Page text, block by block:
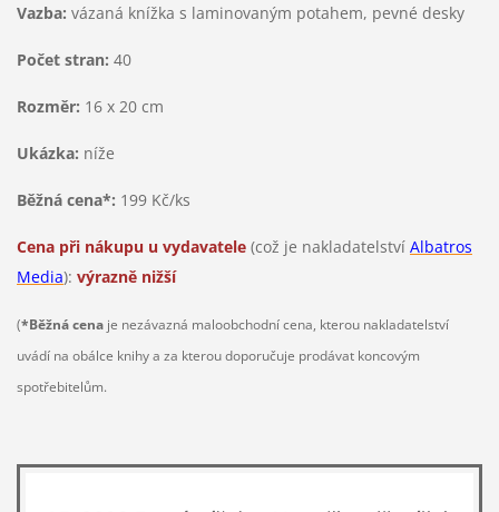
Vazba: vázaná knížka s laminovaným potahem, pevné desky
Počet stran: 40
Rozměr: 16 x 20 cm
Ukázka: níže
Běžná cena*: 199 Kč/ks
Cena při nákupu u vydavatele(což je nakladatelství Albatros
Media): výrazně nižší
(*Běžná cenaje nezávazná maloobchodní cena, kterou nakladatelství
uvádí na obálce knihy a za kterou doporučuje prodávat koncovým
spotřebitelům.